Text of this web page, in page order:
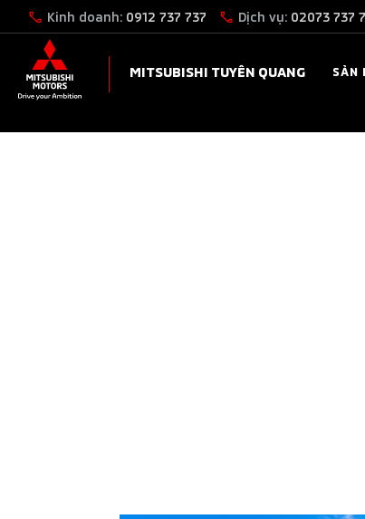
MITSUBISHI TUYÊN QUANG SẢN
Kinh doanh: 0912 737 737 Dịch vụ: 02073 737